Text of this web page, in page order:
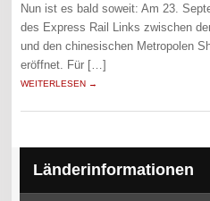
Nun ist es bald soweit: Am 23.
des Express Rail Links zwischen
und den chinesischen Metropolen
eröffnet. Für […]
WEITERLESEN →
Länderinformationen